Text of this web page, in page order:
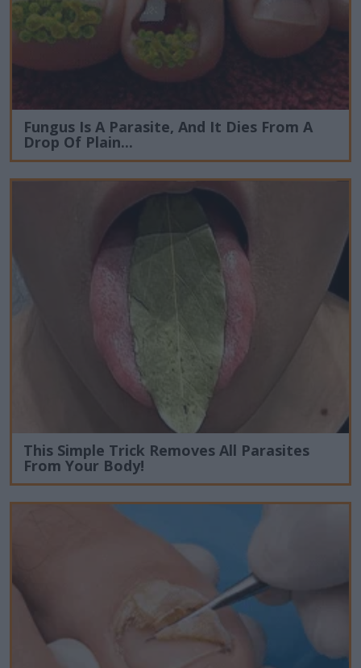
Fungus Is A Parasite, And It Dies From A
Drop Of Plain...
This Simple Trick Removes All Parasites
From Your Body!